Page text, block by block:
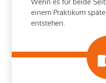
einem Praktikum
entstehen.